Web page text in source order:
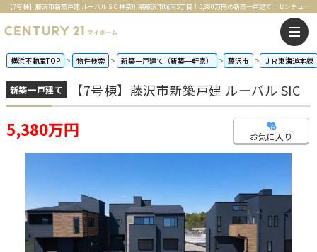
【7号棟】藤沢市新築戸建 ルーバル SIC 神奈川県藤沢市城南5丁目｜5,380万円の新築一戸建て｜センチュリー21マイホーム
横浜不動産TOP 物件検索 新築一戸建て（新築一軒家） 藤沢市 ＪＲ東海道本線
新築一戸建て 【7号棟】藤沢市新築戸建 ルーバル SIC
5,380万円 お気に入り